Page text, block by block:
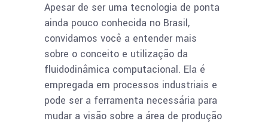
Apesar de ser uma tecnologia de ponta
ainda pouco conhecida no Brasil,
convidamos você a entender mais
sobre o conceito e utilização da
fluidodinâmica computacional. Ela é
empregada em processos industriais e
pode ser a ferramenta necessária para
mudar a visão sobre a área de produção